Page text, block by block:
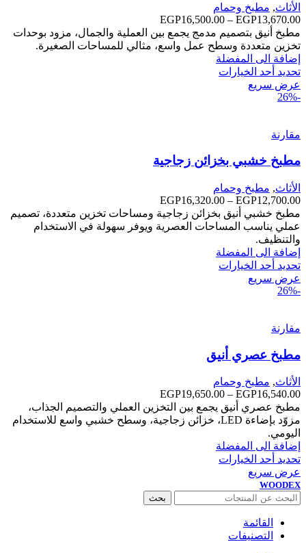
الأثاث, مطبخ وحمام
EGP13,670.00
–
EGP16,500.00
نطاق
السعر:
من
مطبخ أنيق بتصميم مدمج يجمع بين العملية والجمال، مزود بوحدات
تخزين متعددة وسطح عمل واسع، مثالي للمساحات الصغيرة.
إضافة الى المفضلة
تحديد أحد الخيارات
عرض سريع
-26%
مقارنة
مطبخ خشبي بخزائن زجاجية
الأثاث, مطبخ وحمام
EGP12,700.00
–
EGP16,320.00
نطاق
السعر:
من
مطبخ خشبي أنيق بخزائن زجاجية ومساحات تخزين متعددة، تصميم
عملي يناسب المساحات العصرية ويوفر سهولة في الاستخدام
والتنظيف.
إضافة الى المفضلة
تحديد أحد الخيارات
عرض سريع
-26%
مقارنة
مطبخ عصري أنيق
الأثاث, مطبخ وحمام
EGP16,540.00
–
EGP19,650.00
نطاق
السعر:
من
مطبخ عصري أنيق يجمع بين التخزين العملي والتصميم الجذاب،
مزوّد بإضاءة LED، خزائن زجاجية، وسطح خشبي واسع للاستخدام
اليومي.
إضافة الى المفضلة
تحديد أحد الخيارات
عرض سريع
WOODEX
بحث
القائمة
التصنيفات